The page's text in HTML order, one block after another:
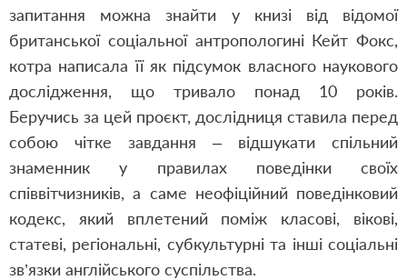
запитання можна знайти у книзі від відомої
британської соціальної антропологині Кейт Фокс,
котра написала її як підсумок власного наукового
дослідження, що тривало понад 10 років.
Беручись за цей проєкт, дослідниця ставила перед
собою чітке завдання – відшукати спільний
знаменник у правилах поведінки своїх
співвітчизників, а саме неофіційний поведінковий
кодекс, який вплетений поміж класові, вікові,
статеві, регіональні, субкультурні та інші соціальні
зв’язки англійського суспільства.